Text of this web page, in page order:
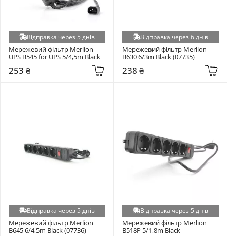
Відправка через 5 днів
Мережевий фільтр Merlion
UPS B545 for UPS 5/4,5m Black
253 ₴
Відправка через 6 днів
Мережевий фільтр Merlion
B630 6/3m Black (07735)
238 ₴
Відправка через 5 днів
Мережевий фільтр Merlion
B645 6/4,5m Black (07736)
Відправка через 5 днів
Мережевий фільтр Merlion
B518P 5/1,8m Black